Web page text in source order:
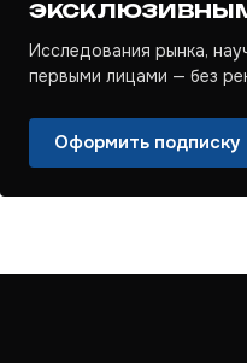
Исследования рынка,
первыми лицами — без
Оформить подписку